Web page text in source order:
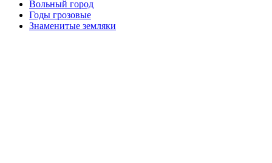
Вольный город
Годы грозовые
Знаменитые земляки